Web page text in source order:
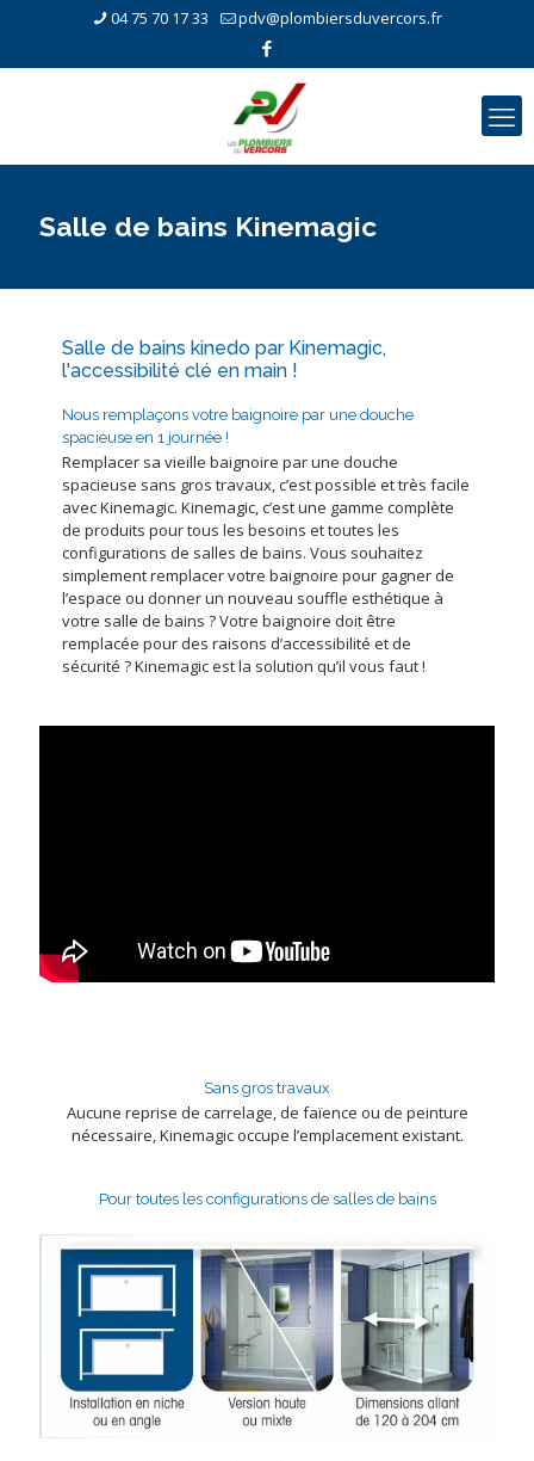
04 75 70 17 33 pdv@plombiersduvercors.fr
Salle de bains Kinemagic
Salle de bains kinedo par Kinemagic,
l'accessibilité clé en main !
Nous remplaçons votre baignoire par une douche
spacieuse en 1 journée !
Remplacer sa vieille baignoire par une douche
spacieuse sans gros travaux, c’est possible et très facile
avec Kinemagic. Kinemagic, c’est une gamme complète
de produits pour tous les besoins et toutes les
configurations de salles de bains. Vous souhaitez
simplement remplacer votre baignoire pour gagner de
l’espace ou donner un nouveau souffle esthétique à
votre salle de bains ? Votre baignoire doit être
remplacée pour des raisons d’accessibilité et de
sécurité ? Kinemagic est la solution qu’il vous faut !
Sans gros travaux
Aucune reprise de carrelage, de faïence ou de peinture
nécessaire, Kinemagic occupe l’emplacement existant.
Pour toutes les configurations de salles de bains